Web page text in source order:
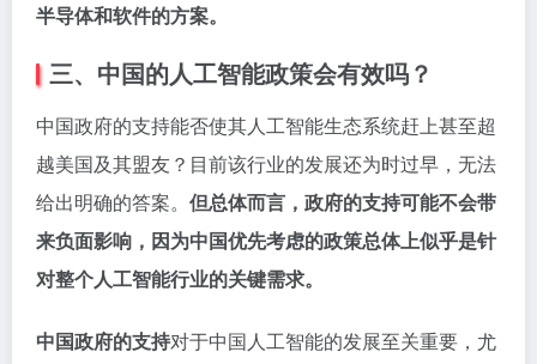
半导体和软件的方案。
三、中国的人工智能政策会有效吗？
中国政府的支持能否使其人工智能生态系统赶上甚至超
越美国及其盟友？目前该行业的发展还为时过早，无法
给出明确的答案。 但总体而言，政府的支持可能不会带
来负面影响，因为中国优先考虑的政策总体上似乎是针
对整个人工智能行业的关键需求。
中国政府的支持对于中国人工智能的发展至关重要，尤